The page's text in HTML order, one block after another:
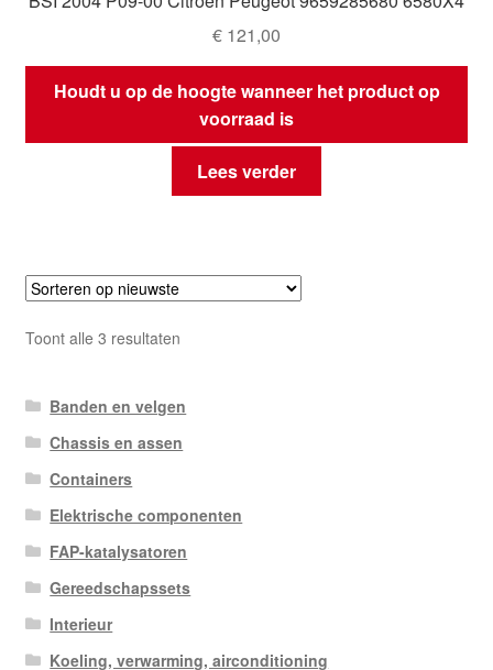
€ 121,00
Houdt u op de hoogte wanneer het product op
voorraad is
Lees verder
Toont alle 3 resultatenGesorteerd
Banden en velgen
Chassis en assen
Containers
Elektrische componenten
FAP-katalysatoren
Gereedschapssets
Interieur
Koeling, verwarming, airconditioning